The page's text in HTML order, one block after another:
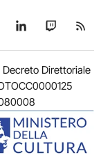
Telegram
su TikTok
Seguici su
Seguici
Direttoriale